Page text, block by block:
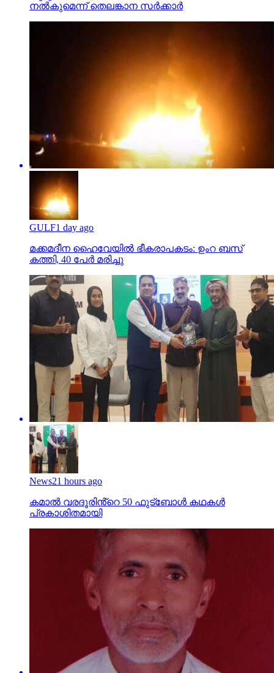
നല്‍കുമെന്ന് തെലങ്കാന സര്‍ക്കാര്‍
GULF1 day ago
മക്കമദീന ഹൈവേയില്‍ ഭീകരാപകടം: ഉംറ ബസ്
കത്തി, 40 പേര്‍ മരിച്ചു
News21 hours ago
കമാൽ വരദൂരിൻ്റെ 50 ഫുട്ബോൾ കഥകൾ
പ്രകാശിതമായി